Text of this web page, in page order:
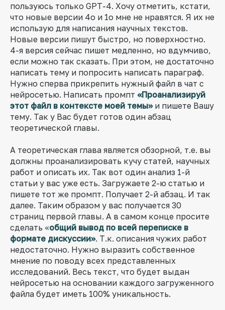
пользуюсь только GPT-4. Хочу отметить, кстати,
что новые версии 4о и 1о мне не нравятся. Я их не
использую для написания научных текстов.
Новые версии пишут быстро, но поверхностно.
4-я версия сейчас пишет медленно, но вдумчиво,
если можно так сказать. При этом, не достаточно
написать тему и попросить написать параграф.
Нужно сперва прикрепить нужный файл в чат с
нейросетью. Написать промпт «Проанализируй
этот файл в контексте моей темы» и пишете Вашу
тему. Так у Вас будет готов один абзац
теоретической главы.
А теоретическая глава является обзорной, т.е. вы
должны проанализировать кучу статей, научных
работ и описать их. Так вот один анализ 1-й
статьи у вас уже есть. Загружаете 2-ю статью и
пишете тот же промпт. Получает 2-й абзац. И так
далее. Таким образом у вас получается 30
страниц первой главы. А в самом конце просите
сделать «общий вывод по всей переписке в
формате дискуссии». Т.к. описания чужих работ
недостаточно. Нужно выразить собственное
мнение по поводу всех представленных
исследований. Весь текст, что будет выдан
нейросетью на основании каждого загруженного
файла будет иметь 100% уникальность.